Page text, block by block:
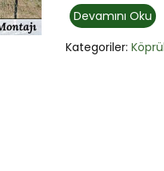
Devamını Oku
Kategoriler: